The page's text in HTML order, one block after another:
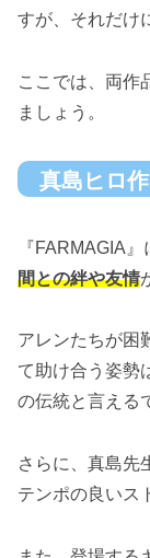
すが、それだけ
ここでは、両作
ましょう。
真島ヒロ
『FARMAGIA
間との絆や友情
アレンたちが困
て助け合う姿勢
の伝統と言える
さらに、真島先
テンポの良いス